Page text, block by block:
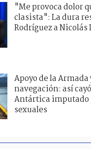
"Me provoca dolor
clasista": La dura
Rodríguez a
Apoyo de la Armada
navegación: así
Antártica imputado
sexuales